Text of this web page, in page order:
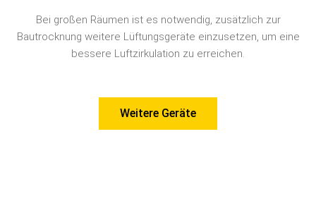
Bei großen Räumen ist es notwendig, zusätzlich zur
Bautrocknung weitere Lüftungsgeräte einzusetzen, um eine
bessere Luftzirkulation zu erreichen.
Weitere Geräte